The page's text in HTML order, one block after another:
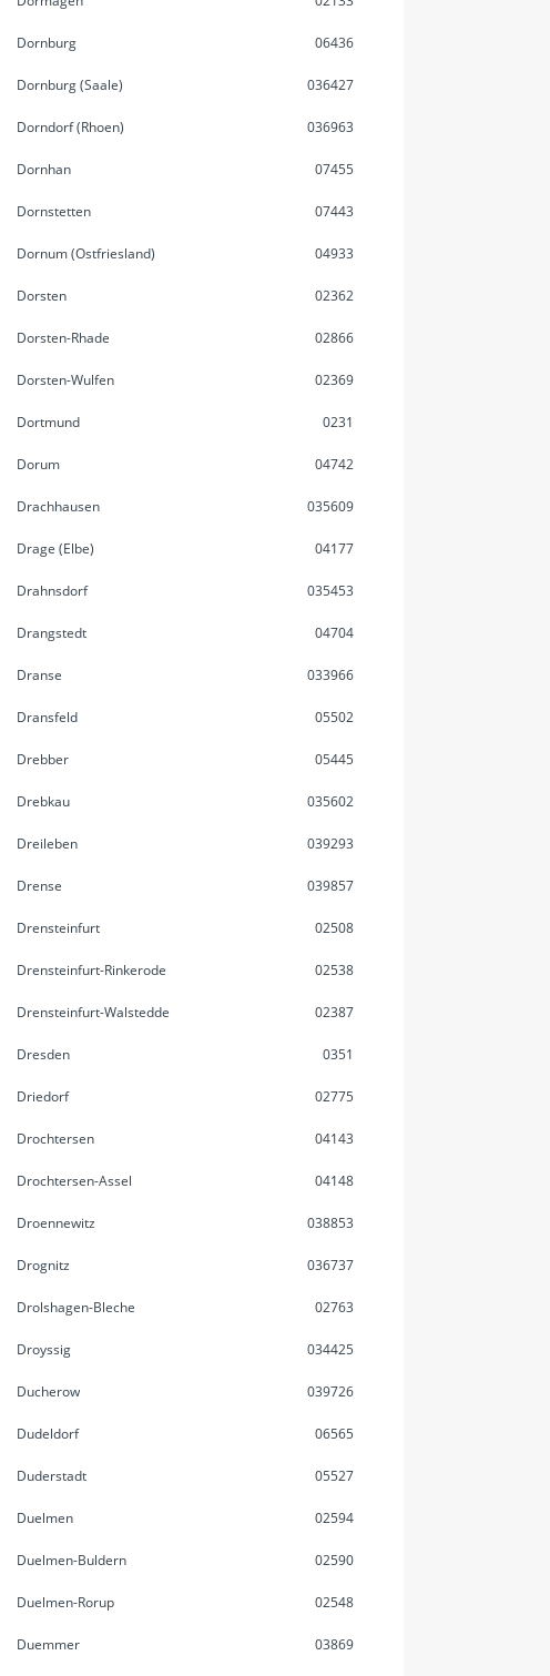
Dornburg 06436
Dornburg (Saale) 036427
Dorndorf (Rhoen) 036963
Dornhan 07455
Dornstetten 07443
Dornum (Ostfriesland) 04933
Dorsten 02362
Dorsten-Rhade 02866
Dorsten-Wulfen 02369
Dortmund 0231
Dorum 04742
Drachhausen 035609
Drage (Elbe) 04177
Drahnsdorf 035453
Drangstedt 04704
Dranse 033966
Dransfeld 05502
Drebber 05445
Drebkau 035602
Dreileben 039293
Drense 039857
Drensteinfurt 02508
Drensteinfurt-Rinkerode 02538
Drensteinfurt-Walstedde 02387
Dresden 0351
Driedorf 02775
Drochtersen 04143
Drochtersen-Assel 04148
Droennewitz 038853
Drognitz 036737
Drolshagen-Bleche 02763
Droyssig 034425
Ducherow 039726
Dudeldorf 06565
Duderstadt 05527
Duelmen 02594
Duelmen-Buldern 02590
Duelmen-Rorup 02548
Duemmer 03869